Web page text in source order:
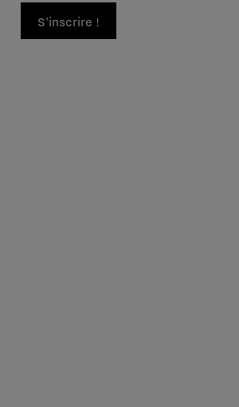
S'inscrire !